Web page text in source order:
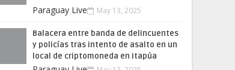
Paraguay Live May 13, 2025
Balacera entre banda de delincuentes
y policías tras intento de asalto en un
local de criptomoneda en Itapúa